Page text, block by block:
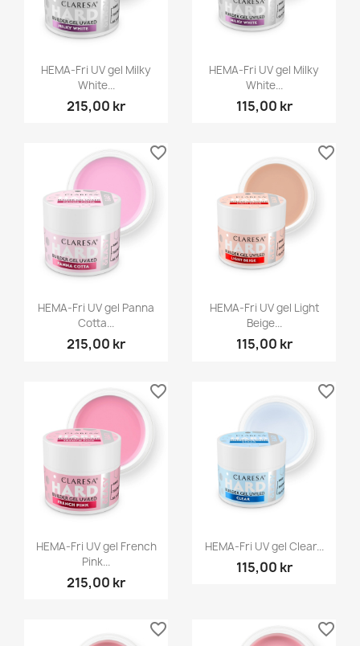
HEMA-Fri UV gel Milky
White...
215,00 kr
HEMA-Fri UV gel Milky
White...
115,00 kr
HEMA-Fri UV gel Panna
Cotta...
215,00 kr
favorite_border
HEMA-Fri UV gel Light
Beige...
115,00 kr
favorite_border
HEMA-Fri UV gel French
Pink...
215,00 kr
favorite_border
HEMA-Fri UV gel Clear...
115,00 kr
favorite_border
favorite_border favorite_border